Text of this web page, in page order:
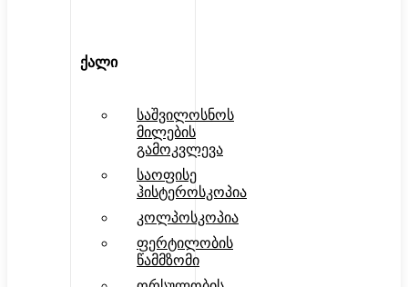
ქალი
საშვილოსნოს
მილების
გამოკვლევა
საოფისე
ჰისტეროსკოპია
კოლპოსკოპია
ფერტილობის
წამმზომი